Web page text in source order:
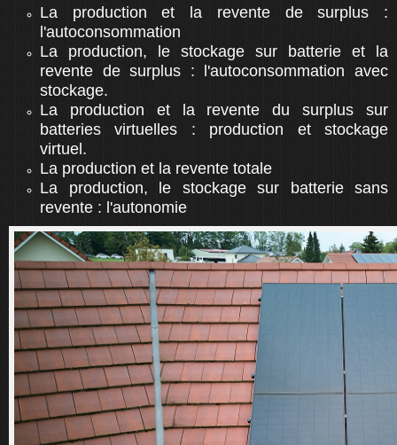
La production et la revente de surplus :
l'autoconsommation
La production, le stockage sur batterie et la
revente de surplus : l'autoconsommation avec
stockage.
La production et la revente du surplus sur
batteries virtuelles : production et stockage
virtuel.
La production et la revente totale
La production, le stockage sur batterie sans
revente : l'autonomie